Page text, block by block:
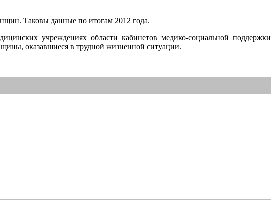
Таковы данные по итогам 2012 года.
учреждениях области кабинетов медико-социальной поддержки
оказавшиеся в трудной жизненной ситуации.